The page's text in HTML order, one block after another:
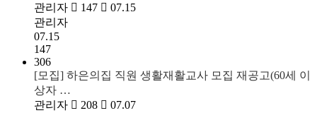
관리자
147
07.15
관리자
07.15
147
306
[모집] 하은의집 직원 생활재활교사 모집 재공고(60세 이
상자 …
관리자
208
07.07